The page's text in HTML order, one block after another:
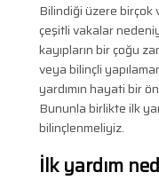
Bilindiği üzere birçok
çeşitli vakalar
kayıpların bir çoğu
veya bilinçli
yardımın hayati bir
Bununla birlikte ilk
bilinçlenmeliyiz.
İlk yardım